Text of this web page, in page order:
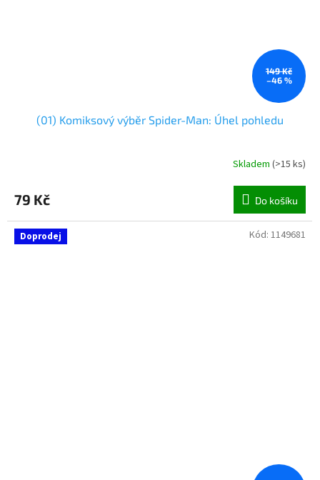
149 Kč
–46 %
(01) Komiksový výběr Spider-Man: Úhel pohledu
Skladem (>15 ks)
79 Kč Do košíku
Doprodej Kód: 1149681